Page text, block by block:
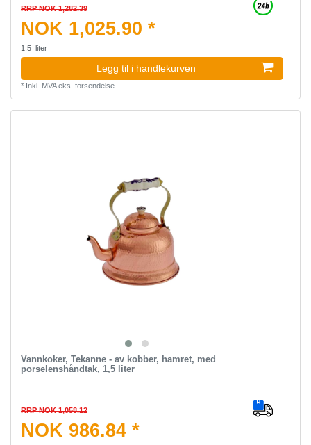
RRP NOK 1,282.39
NOK 1,025.90 *
1.5 liter
Legg til i handlekurven
* Inkl. MVAeks. forsendelse
Vannkoker, Tekanne - av kobber, hamret, med
porselenshåndtak, 1,5 liter
RRP NOK 1,058.12
NOK 986.84 *